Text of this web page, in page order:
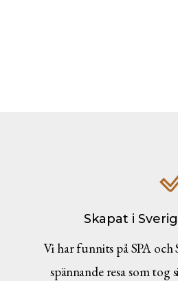
Skapat i
Vi har funnits på SPA och
spännande resa som tog